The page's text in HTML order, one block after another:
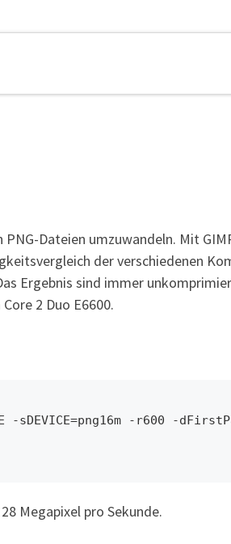
PNG-Dateien umzuwandeln. Mit
der verschiedenen
Ergebnis sind immer
2 Duo E6600.
-sDEVICE=png16m -r600 -
Megapixel pro Sekunde.